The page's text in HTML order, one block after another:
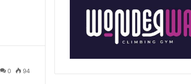
0 94